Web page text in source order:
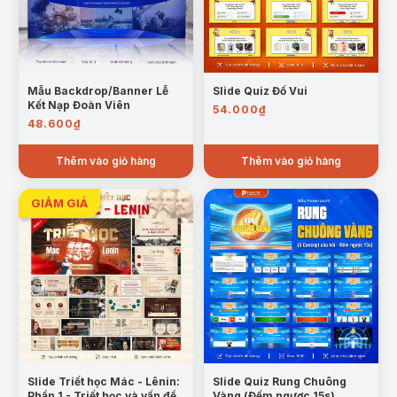
màu sắc tương phản. Thiết kế giúp người chơi
phản hồi nhanh, phù hợp cho các phần thi
tăng tốc hoặc kiểm tra kiến thức ngắn gọn
Mẫu câu đúng sai quiz game khám phá không gian
Trường hợp sử dụng:
Tổ chức cuộc thi tìm hiểu khoa học và thiên văn
học tại trường học.
Mẫu Backdrop/Banner Lễ
Kết Nạp Đoàn Viên
48.600₫
Thêm vào giỏ hàng
Slide Quiz Đố Vui
54.000₫
Thêm vào giỏ hàng
Slide Triết học Mác - Lênin:
Slide Quiz Rung Chuông